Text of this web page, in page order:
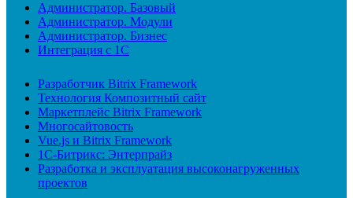
Администратор. Базовый
Администратор. Модули
Администратор. Бизнес
Интеграция с 1С
Разработчик Bitrix Framework
Технология Композитный сайт
Маркетплейс Bitrix Framework
Многосайтовость
Vue.js и Bitrix Framework
1С-Битрикс: Энтерпрайз
Разработка и эксплуатация высоконагруженных
проектов